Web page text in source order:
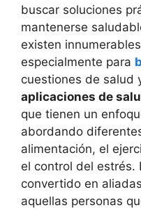
buscar soluciones
mantenerse
existen
especialmente para
cuestiones de salud
aplicaciones de
que tienen un
abordando
alimentación, el
el control del estrés.
convertido en
aquellas personas